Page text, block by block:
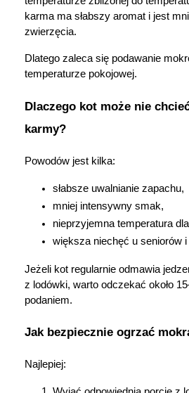
karma ma słabszy aromat i jest
zwierzęcia.
Dlatego zaleca się podawanie
temperaturze pokojowej.
Dlaczego kot może nie
karmy?
Powodów jest kilka:
słabsze uwalnianie zapachu,
mniej intensywny smak,
nieprzyjemna temperatura
większa niechęć u seniorów i
Jeżeli kot regularnie odmawia
z lodówki, warto odczekać około
podaniem.
Jak bezpiecznie ogrzać
Najlepiej: